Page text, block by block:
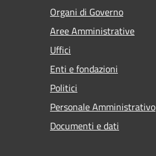
Organi di Governo
Aree Amministrative
Uffici
Enti e fondazioni
Politici
Personale Amministrativo
Documenti e dati